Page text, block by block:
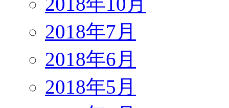
2018年7月
2018年6月
2018年5月